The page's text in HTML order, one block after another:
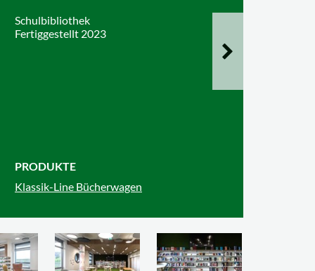
Schulbibliothek
Fertiggestellt 2023
PRODUKTE
Klassik-Line Bücherwagen